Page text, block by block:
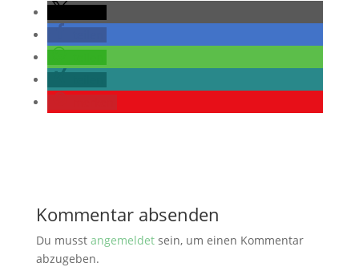
Kommentar absenden
Du musst angemeldetsein, um einen Kommentar
abzugeben.